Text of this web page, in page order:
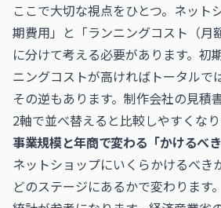
ここで大切な視点をひとつ。ネット
期費用」と「ランニングコスト（月
に分けて考える必要があります。初
ニングコストが高ければトータルで
その逆もあります。制作会社の見積
2軸で並べ替えると比較しやすくなり
事業規模と年商で変わる「かけるべ
ネットショップにいくらかけるべき
どのステージにあるかで変わります